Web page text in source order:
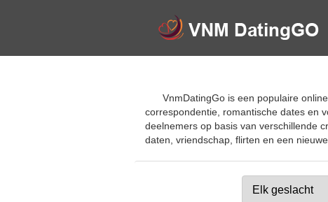
VnmDatingGo is een populaire
correspondentie, romantische dates en
deelnemers op basis van verschillende
daten, vriendschap, flirten en een